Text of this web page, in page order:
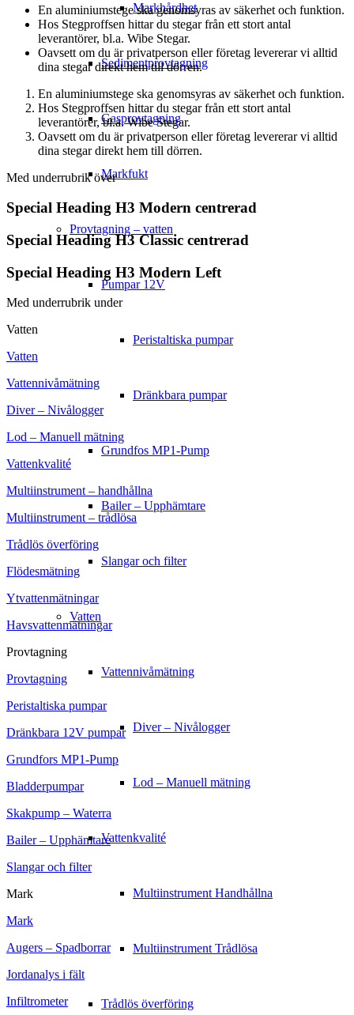
Markhårdhet
Sedimentprovtagning
Gasprovtagning
Markfukt
Provtagning – vatten
Pumpar 12V
Peristaltiska pumpar
Dränkbara pumpar
Grundfos MP1-Pump
Bailer – Upphämtare
Slangar och filter
Vatten
Vattennivåmätning
Diver – Nivålogger
Lod – Manuell mätning
Vattenkvalité
Multiinstrument Handhållna
Multiinstrument Trådlösa
Trådlös överföring
En aluminiumstege ska genomsyras av säkerhet och funktion.
Hos Stegproffsen hittar du stegar från ett stort antal
leverantörer, bl.a. Wibe Stegar.
Oavsett om du är privatperson eller företag levererar vi alltid
dina stegar direkt hem till dörren.
En aluminiumstege ska genomsyras av säkerhet och funktion.
Hos Stegproffsen hittar du stegar från ett stort antal
leverantörer, bl.a. Wibe Stegar.
Oavsett om du är privatperson eller företag levererar vi alltid
dina stegar direkt hem till dörren.
Med underrubrik över
Special Heading H3 Modern centrerad
Special Heading H3 Classic centrerad
Special Heading H3 Modern Left
Med underrubrik under
Vatten
Vatten
Vattennivåmätning
Diver – Nivålogger
Lod – Manuell mätning
Vattenkvalité
Multiinstrument – handhållna
Multiinstrument – trådlösa
Trådlös överföring
Flödesmätning
Ytvattenmätningar
Havsvattenmätningar
Provtagning
Provtagning
Peristaltiska pumpar
Dränkbara 12V pumpar
Grundfors MP1-Pump
Bladderpumpar
Skakpump – Waterra
Bailer – Upphämtare
Slangar och filter
Mark
Mark
Augers – Spadborrar
Jordanalys i fält
Infiltrometer